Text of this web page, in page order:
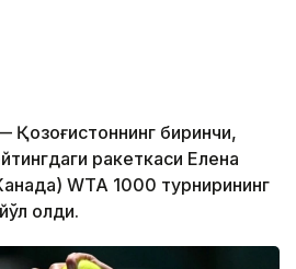
биринчи,
ракеткаси Елена
WТА 1000 турнирининг
олди.